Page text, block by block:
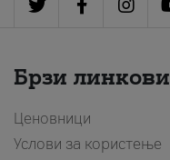
Брзи линкови
Ценовници
Услови за користење